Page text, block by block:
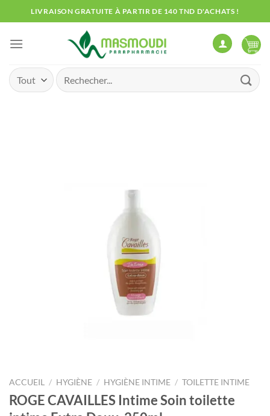
au
contenu
LIVRAISON GRATUITE À PARTIR DE 140 TND D'ACHATS !
Recherche
pour :
ACCUEIL / HYGIÈNE / HYGIÈNE INTIME / TOILETTE INTIME
ROGE CAVAILLES Intime Soin toilette